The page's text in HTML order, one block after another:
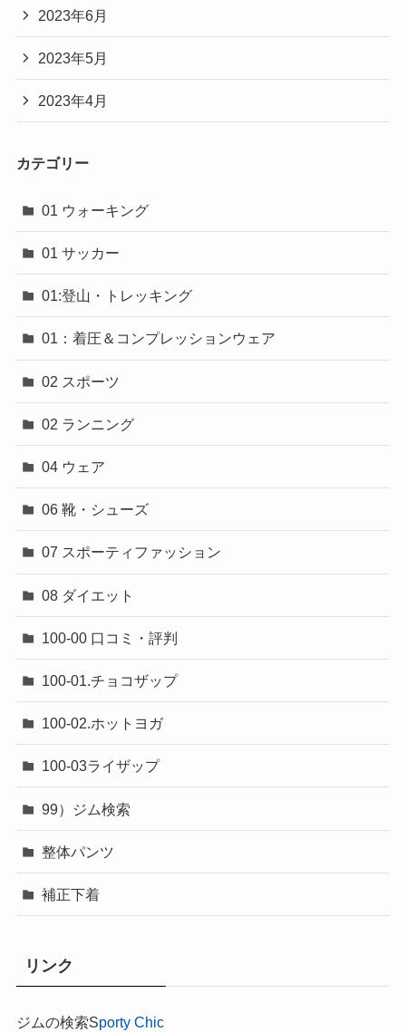
2023年6月
2023年5月
2023年4月
カテゴリー
01 ウォーキング
01 サッカー
01:登山・トレッキング
01：着圧＆コンプレッションウェア
02 スポーツ
02 ランニング
04 ウェア
06 靴・シューズ
07 スポーティファッション
08 ダイエット
100-00 口コミ・評判
100-01.チョコザップ
100-02.ホットヨガ
100-03ライザップ
99）ジム検索
整体パンツ
補正下着
リンク
ジムの検索Sporty Chic